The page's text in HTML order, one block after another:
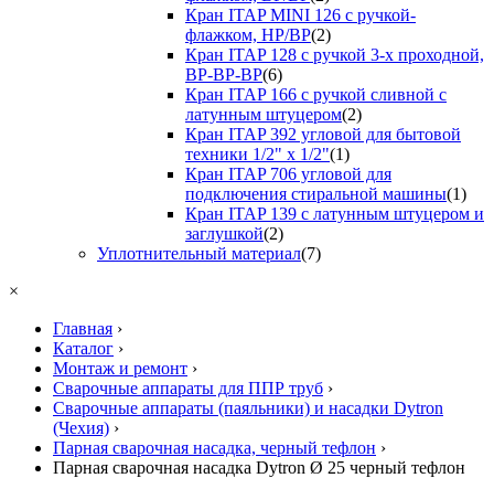
Кран ITAP MINI 126 с ручкой-
флажком, НР/ВР(2)
Кран ITAP 128 с ручкой 3-х проходной,
ВР-ВР-ВР(6)
Кран ITAP 166 с ручкой сливной с
латунным штуцером(2)
Кран ITAP 392 угловой для бытовой
техники 1/2" х 1/2"(1)
Кран ITAP 706 угловой для
подключения стиральной машины(1)
Кран ITAP 139 с латунным штуцером и
заглушкой(2)
Уплотнительный материал(7)
×
Главная ›
Каталог ›
Монтаж и ремонт ›
Сварочные аппараты для ППР труб ›
Сварочные аппараты (паяльники) и насадки Dytron
(Чехия) ›
Парная сварочная насадка, черный тефлон ›
Парная сварочная насадка Dytron Ø 25 черный тефлон